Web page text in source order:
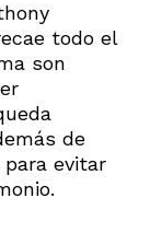
todo el
son
de
evitar